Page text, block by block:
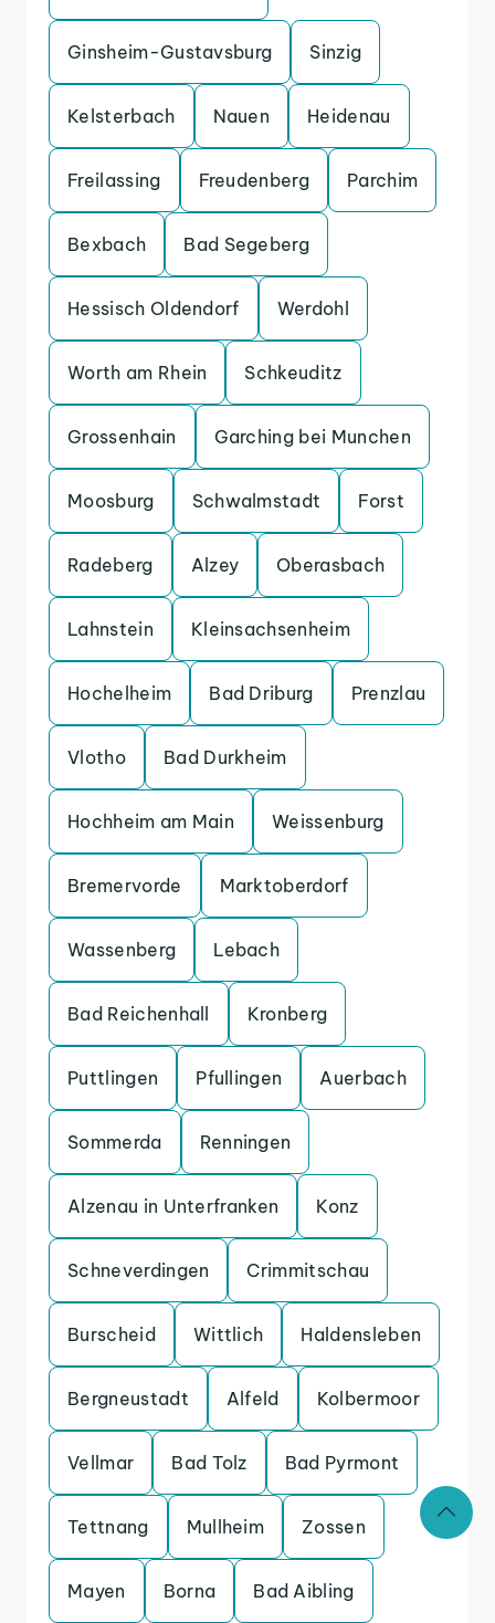
Ginsheim-Gustavsburg Sinzig
Kelsterbach Nauen Heidenau
Freilassing Freudenberg Parchim
Bexbach Bad Segeberg
Hessisch Oldendorf Werdohl
Worth am Rhein Schkeuditz
Grossenhain Garching bei Munchen
Moosburg Schwalmstadt Forst
Radeberg Alzey Oberasbach
Lahnstein Kleinsachsenheim
Hochelheim Bad Driburg Prenzlau
Vlotho Bad Durkheim
Hochheim am Main Weissenburg
Bremervorde Marktoberdorf
Wassenberg Lebach
Bad Reichenhall Kronberg
Puttlingen Pfullingen Auerbach
Sommerda Renningen
Alzenau in Unterfranken Konz
Schneverdingen Crimmitschau
Burscheid Wittlich Haldensleben
Bergneustadt Alfeld Kolbermoor
Vellmar Bad Tolz Bad Pyrmont
Tettnang Mullheim Zossen
Mayen Borna Bad Aibling